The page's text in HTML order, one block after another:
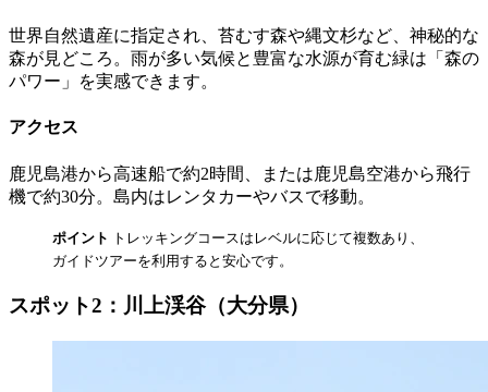
世界自然遺産に指定され、苔むす森や縄文杉など、神秘的な
森が見どころ。雨が多い気候と豊富な水源が育む緑は「森の
パワー」を実感できます。
アクセス
鹿児島港から高速船で約2時間、または鹿児島空港から飛行
機で約30分。島内はレンタカーやバスで移動。
ポイント トレッキングコースはレベルに応じて複数あり、
ガイドツアーを利用すると安心です。
スポット2：川上渓谷（大分県）